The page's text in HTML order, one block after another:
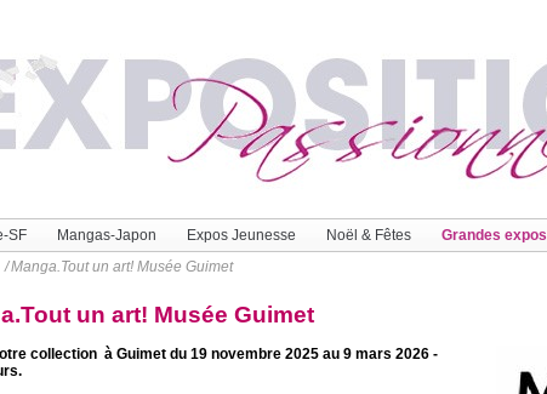
SF Mangas-Japon Expos Jeunesse Noël & Fêtes Grandes expos
/Manga.Tout un art! Musée Guimet
un art! Musée Guimet
collection à Guimet du 19 novembre 2025 au 9 mars 2026 -
.